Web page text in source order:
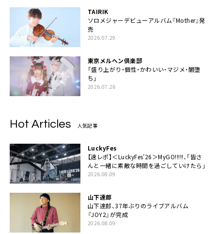
TAIRIK
ソロメジャーデビューアルバム『Mother』発
売
2026.07.29
東京メルヘン倶楽部
「盛り上がり・個性・かわいい・マジメ・闇堕
ち」
2026.07.26
Hot Articles 人気記事
LuckyFes
【速レポ】＜LuckyFes’26＞MyGO!!!!!、「皆さ
んと一緒に素敵な時間を過ごしていけたら」
2026.08.09
山下達郎
山下達郎、37年ぶりのライブアルバム
『JOY2』が完成
2026.08.09